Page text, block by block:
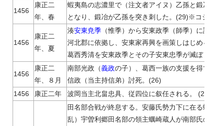
1456
康正二
年、春
蝦夷島の志濃里で（注文者アイヌ）乙孫と鍛冶
となり、鍛冶が乙孫を突き刺した。(29)※コシ
1456
康正二
年、夏
湊安東尭季 （惟季）から安東政季（師季）に誘
河北郡に依拠し、安東家再興を画策しはじめる
葛西秀清を安東政季とその子安東忠季が滅ぼし
1456
康正二
年、８月
南部光政（義政の子）、葛西一族の支援を得て
信政（当主持信弟）討死。(26)
1456
康正二年 波岡当主北畠忠具、従四位に叙任される。 (26)
田名部合戦が終息する。安藤氏勢力下に在る蠣
乱）宇曽利郷田名部の領主蠣崎蔵人が南部氏の